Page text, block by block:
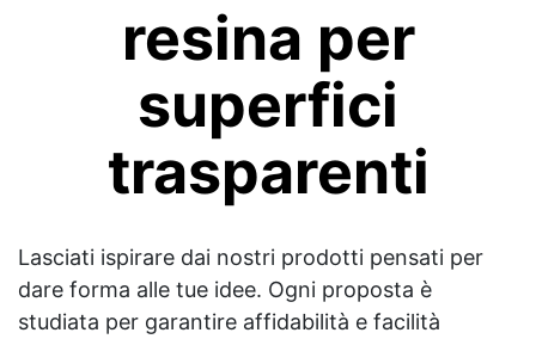
resina per
superfici
trasparenti
Lasciati ispirare dai nostri prodotti pensati per
dare forma alle tue idee. Ogni proposta è
studiata per garantire affidabilità e facilità